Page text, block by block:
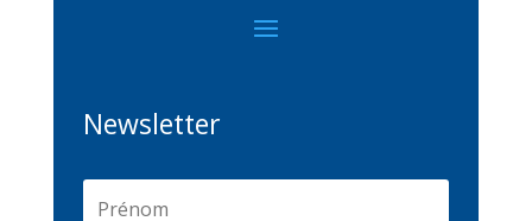
Newsletter